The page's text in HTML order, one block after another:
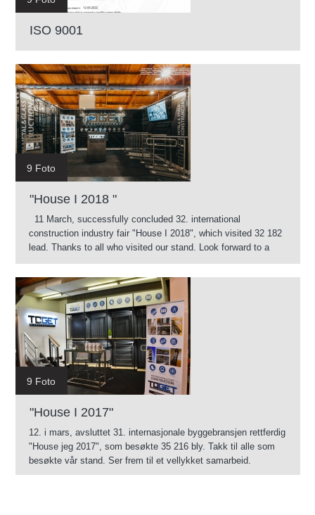
ISO 9001
9 Foto
"House I 2018 "
11 March, successfully concluded 32. international
construction industry fair "House I 2018", which visited 32 182
lead. Thanks to all who visited our stand. Look forward to a
successful cooperation.
9 Foto
"House I 2017"
12. i mars, avsluttet 31. internasjonale byggebransjen rettferdig
"House jeg 2017", som besøkte 35 216 bly. Takk til alle som
besøkte vår stand. Ser frem til et vellykket samarbeid.